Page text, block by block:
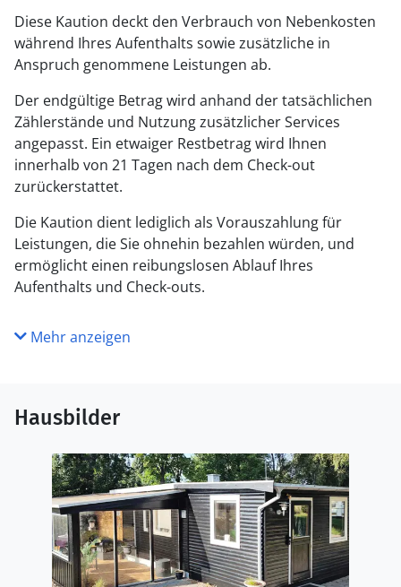
Diese Kaution deckt den Verbrauch von Nebenkosten
während Ihres Aufenthalts sowie zusätzliche in
Anspruch genommene Leistungen ab.
Der endgültige Betrag wird anhand der tatsächlichen
Zählerstände und Nutzung zusätzlicher Services
angepasst. Ein etwaiger Restbetrag wird Ihnen
innerhalb von 21 Tagen nach dem Check-out
zurückerstattet.
Die Kaution dient lediglich als Vorauszahlung für
Leistungen, die Sie ohnehin bezahlen würden, und
ermöglicht einen reibungslosen Ablauf Ihres
Aufenthalts und Check-outs.
Mehr anzeigen
Hausbilder